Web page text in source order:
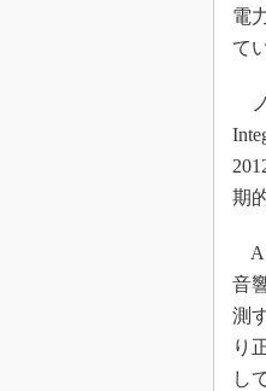
電
て
ノ
期
音
測
り
し